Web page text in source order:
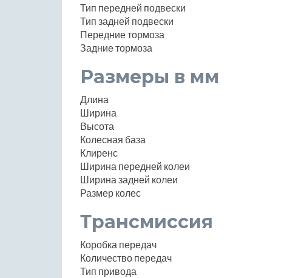
Тип передней подвески
Тип задней подвески
Передние тормоза
Задние тормоза
Размеры в мм
Длина
Ширина
Высота
Колесная база
Клиренс
Ширина передней колеи
Ширина задней колеи
Размер колес
Трансмиссия
Коробка передач
Количество передач
Тип привода